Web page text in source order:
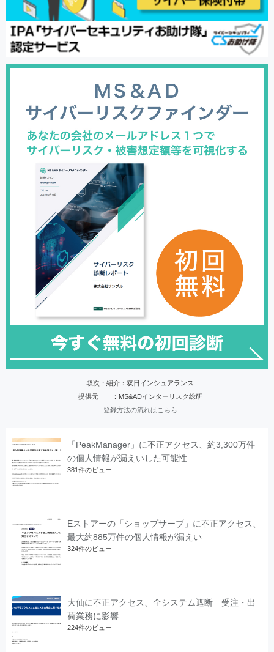
取次・紹介：双日インシュアランス
提供元 ：MS&ADインターリスク総研
登録方法の流れはこちら
「PeakManager」に不正アクセス、約3,300万件
の個人情報が漏えいした可能性
381件のビュー
Eストアーの「ショップサーブ」に不正アクセス、
最大約885万件の個人情報が漏えい
324件のビュー
大仙に不正アクセス、全システム遮断 受注・出
荷業務に影響
224件のビュー